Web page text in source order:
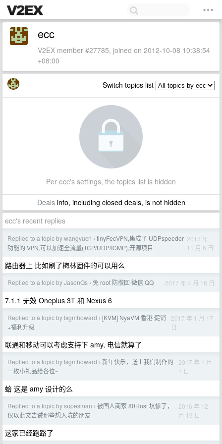
ecc
V2EX member #27785, joined on 2012-10-08 10:38:54
+08:00
Switch topics list
Per ecc's settings, the topics list is hidden
Dealsinfo, including closed deals, is not hidden
ecc's recent replies
Replied to a topic by wangyucn › tinyFecVРN,集成了 UDPspeeder
功能的 VРN,可以加速全流量(TCP/UDP/ICMP),开源项目
2017 年
11 月 6 日
路由器上 比如刷了梅林固件的可以用么
Replied to a topic by JasonQs › 免 root 防撤回 微信 QQ 2017 年 4 月 18 日
7.1.1 无效 Oneplus 3T 和 Nexus 6
Replied to a topic by fsgmhoward › [KVM] NyaVM 香港 促销
+福利升级
2017 年 1 月 17
日
联通和移动可以考虑支持下 amy, 电信就算了
Replied to a topic by fsgmhoward › 新年快乐，送上我们制作的
一枚小礼品给各位~
2017 年 1 月
1 日
蛤 这是 amy 设计的么
Replied to a topic by supesman › 被国人商家 80Host 坑惨了，
仅以此文告诫那些想入坑的朋友
2016 年 12
月 19 日
这家已经跑路了